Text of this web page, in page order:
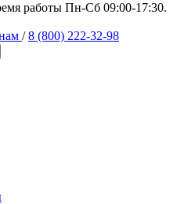
работы Пн-Сб 09:00-17:30.
/ 8 (800) 222-32-98